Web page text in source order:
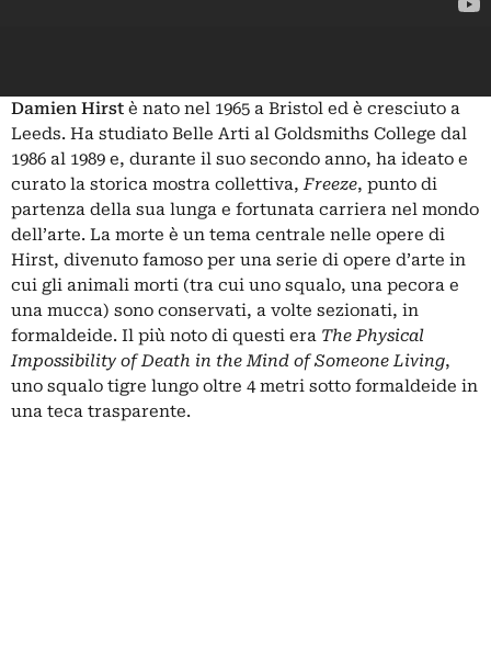
Damien Hirst è nato nel 1965 a Bristol ed è cresciuto a
Leeds. Ha studiato Belle Arti al Goldsmiths College dal
1986 al 1989 e, durante il suo secondo anno, ha ideato e
curato la storica mostra collettiva,Freeze, punto di
partenza della sua lunga e fortunata carriera nel mondo
dell’arte. La morte è un tema centrale nelle opere di
Hirst, divenuto famoso per una serie di opere d’arte in
cui gli animali morti (tra cui uno squalo, una pecora e
una mucca) sono conservati, a volte sezionati, in
formaldeide. Il più noto di questi era The Physical
Impossibility of Death in the Mind of Someone Living,
uno squalo tigre lungo oltre 4 metri sotto formaldeide in
una teca trasparente.